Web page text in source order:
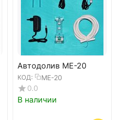
Автодолив ME-20
КОД: ME-20
0.0
В наличии